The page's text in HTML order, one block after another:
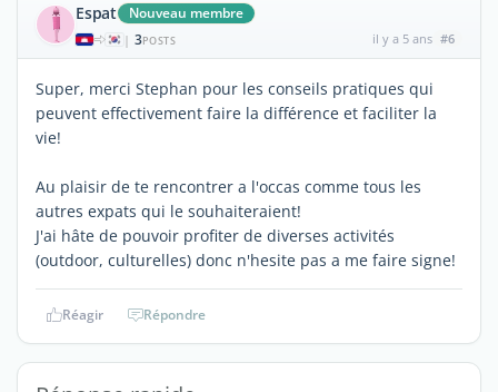
Espat Nouveau membre
| 3POSTS il y a 5 ans #6
Super, merci Stephan pour les conseils pratiques qui
peuvent effectivement faire la différence et faciliter la
vie!
Au plaisir de te rencontrer a l'occas comme tous les
autres expats qui le souhaiteraient!
J'ai hâte de pouvoir profiter de diverses activités
(outdoor, culturelles) donc n'hesite pas a me faire signe!
Réagir Répondre